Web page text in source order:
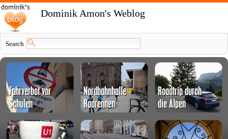
Dominik Amon's Weblog
Search